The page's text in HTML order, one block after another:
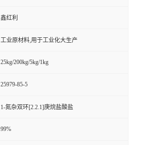
鑫红利
工业原材料,用于工业化大生产
25kg/200kg/5kg/1kg
25979-85-5
1-氮杂双环[2.2.1]庚烷盐酸盐
99%